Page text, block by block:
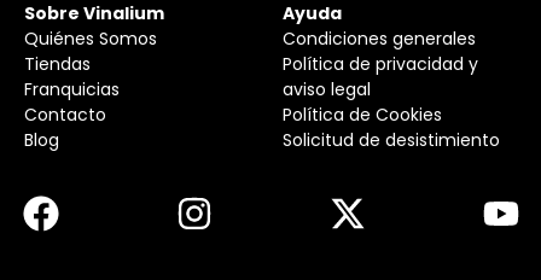
Sobre Vinalium
Quiénes Somos
Tiendas
Franquicias
Contacto
Blog
Ayuda
Condiciones generales
Política de privacidad y
aviso legal
Política de Cookies
Solicitud de desistimiento